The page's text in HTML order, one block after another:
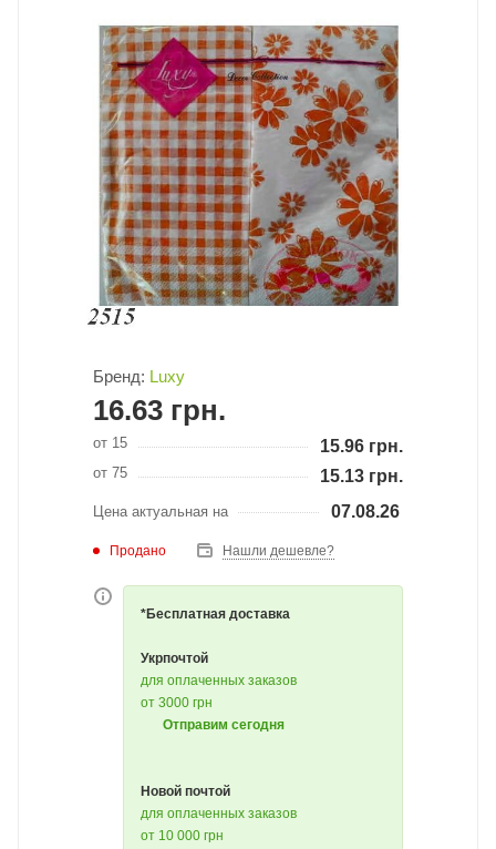
Бренд: Luxy
16.63 грн.
от 15 15.96 грн.
от 75 15.13 грн.
Цена актуальная на 07.08.26
Продано Нашли дешевле?
*Бесплатная доставка
Укрпочтой
для оплаченных заказов
от 3000 грн
Отправим сегодня
Новой почтой
для оплаченных заказов
от 10 000 грн